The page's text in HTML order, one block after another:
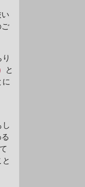
ご
と
に
し